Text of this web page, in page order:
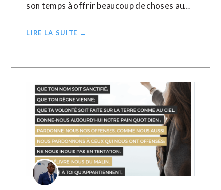
son temps à offrir beaucoup de choses au…
LIRE LA SUITE →